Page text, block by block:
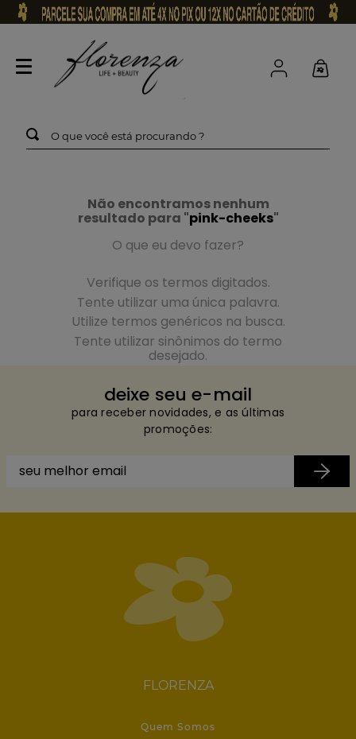
O que você está procurando ?
Não encontramos nenhum
resultado para "pink-cheeks"
O que eu devo fazer?
Verifique os termos digitados.
Tente utilizar uma única palavra.
Utilize termos genéricos na busca.
Tente utilizar sinônimos do termo
desejado.
deixe seu e-mail
para receber novidades, e as últimas
promoções:
FLORENZA
Quem Somos